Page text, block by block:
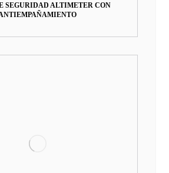
SEGURIDAD ALTIMETER CON